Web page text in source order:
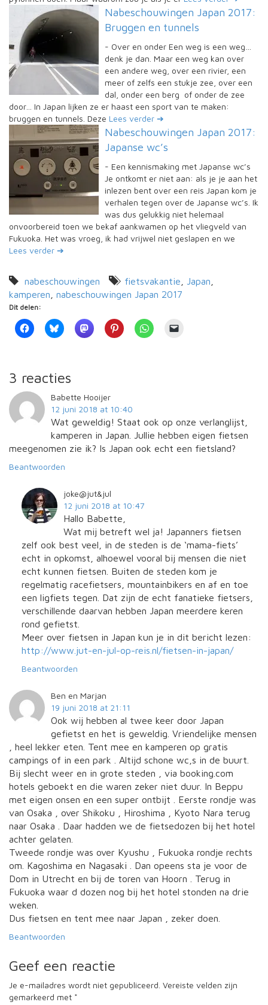
Nabeschouwingen Japan 2017:
Bruggen en tunnels
- Over en onder Een weg is een weg…
denk je dan. Maar een weg kan over
een andere weg, over een rivier, een
meer of zelfs een stukje zee, over een
dal, onder een berg of onder de zee
door… In Japan lijken ze er haast een sport van te maken:
bruggen en tunnels. Deze Lees verder ➔
Nabeschouwingen Japan 2017:
Japanse wc’s
- Een kennismaking met Japanse wc’s
Je ontkomt er niet aan: als je je aan het
inlezen bent over een reis Japan kom je
verhalen tegen over de Japanse wc’s. Ik
was dus gelukkig niet helemaal
onvoorbereid toen we bekaf aankwamen op het vliegveld van
Fukuoka. Het was vroeg, ik had vrijwel niet geslapen en we
Lees verder ➔
nabeschouwingen fietsvakantie Japan
kamperen
nabeschouwingen Japan 2017
Dit delen:
3 reacties
Babette Hooijer
12 juni 2018 at 10:40
Wat geweldig! Staat ook op onze verlanglijst,
kamperen in Japan. Jullie hebben eigen fietsen
meegenomen zie ik? Is Japan ook echt een fietsland?
Beantwoorden
joke@jut&jul
12 juni 2018 at 10:47
Hallo Babette,
Wat mij betreft wel ja! Japanners fietsen
zelf ook best veel, in de steden is de ‘mama-fiets’
echt in opkomst, alhoewel vooral bij mensen die niet
echt kunnen fietsen. Buiten de steden kom je
regelmatig racefietsers, mountainbikers en af en toe
een ligfiets tegen. Dat zijn de echt fanatieke fietsers,
verschillende daarvan hebben Japan meerdere keren
rond gefietst.
Meer over fietsen in Japan kun je in dit bericht lezen:
http://www.jut-en-jul-op-reis.nl/fietsen-in-japan/
Beantwoorden
Ben en Marjan
19 juni 2018 at 21:11
Ook wij hebben al twee keer door Japan
gefietst en het is geweldig. Vriendelijke mensen
, heel lekker eten. Tent mee en kamperen op gratis
campings of in een park . Altijd schone wc,s in de buurt.
Bij slecht weer en in grote steden , via booking.com
hotels geboekt en die waren zeker niet duur. In Beppu
met eigen onsen en een super ontbijt . Eerste rondje was
van Osaka , over Shikoku , Hiroshima , Kyoto Nara terug
naar Osaka . Daar hadden we de fietsedozen bij het hotel
achter gelaten.
Tweede rondje was over Kyushu , Fukuoka rondje rechts
om. Kagoshima en Nagasaki . Dan opeens sta je voor de
Dom in Utrecht en bij de toren van Hoorn . Terug in
Fukuoka waar d dozen nog bij het hotel stonden na drie
weken.
Dus fietsen en tent mee naar Japan , zeker doen.
Beantwoorden
Geef een reactie
Je e-mailadres wordt niet gepubliceerd. Vereiste velden zijn
gemarkeerd met *